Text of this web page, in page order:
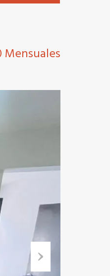
Mensuales